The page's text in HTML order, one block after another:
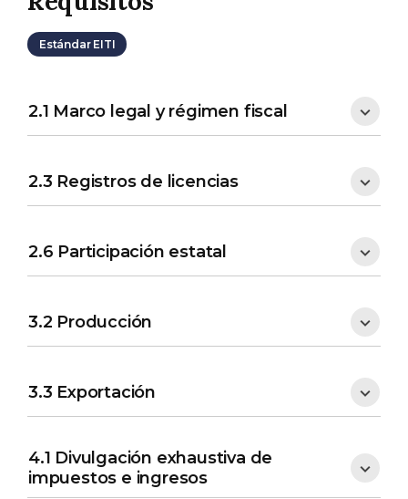
Estándar EITI
2.1 Marco legal y régimen fiscal
2.3 Registros de licencias
2.6 Participación estatal
3.2 Producción
3.3 Exportación
4.1 Divulgación exhaustiva de
impuestos e ingresos